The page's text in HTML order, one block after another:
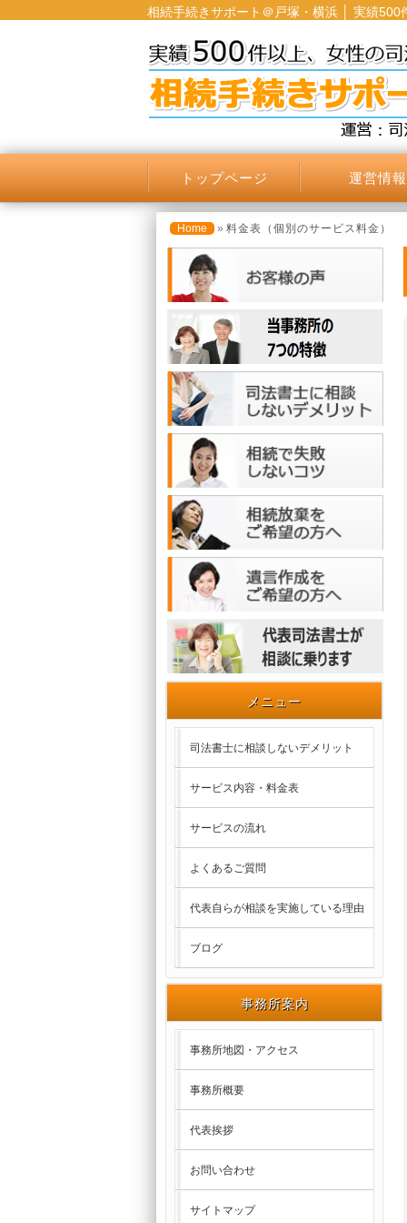
相続手続きサポート＠戸塚・横浜 │ 実績500
トップページ 運営情報
Home » 料金表（個別のサービス料金）
メニュー
司法書士に相談しないデメリット
サービス内容・料金表
サービスの流れ
よくあるご質問
代表自らが相談を実施している理由
ブログ
事務所案内
事務所地図・アクセス
事務所概要
代表挨拶
お問い合わせ
サイトマップ